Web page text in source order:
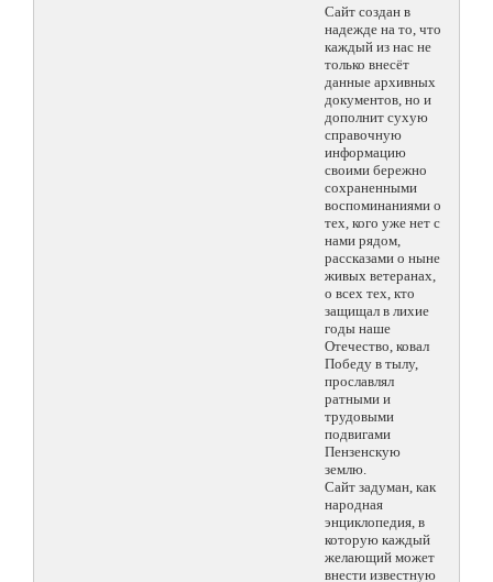
Сайт создан в
надежде на то, что
каждый из нас не
только внесёт
данные архивных
документов, но и
дополнит сухую
справочную
информацию
своими бережно
сохраненными
воспоминаниями о
тех, кого уже нет с
нами рядом,
рассказами о ныне
живых ветеранах,
о всех тех, кто
защищал в лихие
годы наше
Отечество, ковал
Победу в тылу,
прославлял
ратными и
трудовыми
подвигами
Пензенскую
землю.
Сайт задуман, как
народная
энциклопедия, в
которую каждый
желающий может
внести известную